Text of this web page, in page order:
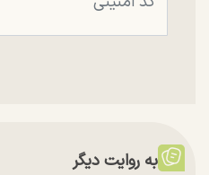
به روایت دیگر